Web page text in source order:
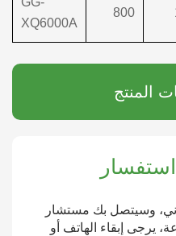
XQ6000A
800
المنتج
وسيتصل بك مستشار
الرسمي خلال 12 ساعة، يرجى إبقاء الهاتف أو